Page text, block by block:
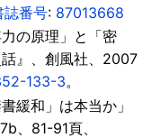
誌番号: 87013668
の原理」と「密
』、創風社、2007
133-3。
緩和」は本当か」
、81-91頁、